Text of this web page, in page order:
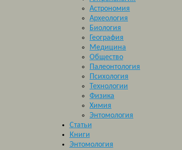
Астрономия
Археология
Биология
География
Медицина
Общество
Палеонтология
Психология
Технологии
Физика
Химия
Энтомология
Статьи
Книги
Энтомология